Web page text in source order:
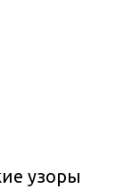
узоры